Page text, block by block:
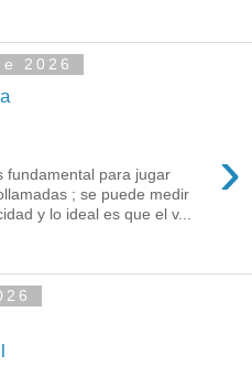
2026
›
fundamental para jugar
; se puede medir
y lo ideal es que el v...